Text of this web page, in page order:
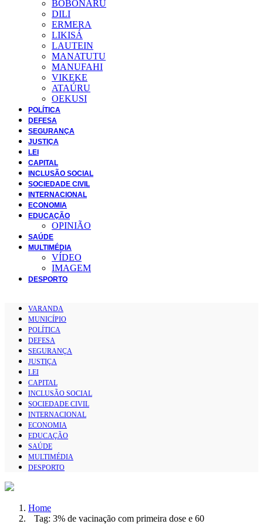
BOBONARU
DILI
ERMERA
LIKISÁ
LAUTEIN
MANATUTU
MANUFAHI
VIKEKE
ATAÚRU
OEKUSI
POLÍTICA
DEFESA
SEGURANÇA
JUSTIÇA
LEI
CAPITAL
INCLUSÃO SOCIAL
SOCIEDADE CIVIL
INTERNACIONAL
ECONOMIA
EDUCAÇÃO
OPINIÃO
SAÚDE
MULTIMÉDIA
VÍDEO
IMAGEM
DESPORTO
VARANDA
MUNICÍPIO
POLÍTICA
DEFESA
SEGURANÇA
JUSTIÇA
LEI
CAPITAL
INCLUSÃO SOCIAL
SOCIEDADE CIVIL
INTERNACIONAL
ECONOMIA
EDUCAÇÃO
SAÚDE
MULTIMÉDIA
DESPORTO
Home
Tag: 3% de vacinação com primeira dose e 60